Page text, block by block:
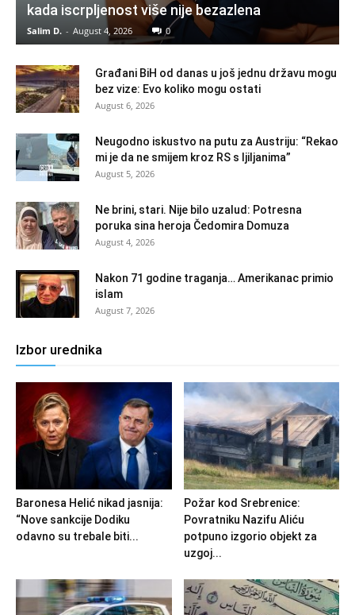
kada iscrpljenost više nije bezazlena
Salim D. - August 4, 2026 0
Građani BiH od danas u još jednu državu mogu
bez vize: Evo koliko mogu ostati
August 6, 2026
Neugodno iskustvo na putu za Austriju: “Rekao
mi je da ne smijem kroz RS s ljiljanima”
August 5, 2026
Ne brini, stari. Nije bilo uzalud: Potresna
poruka sina heroja Čedomira Domuza
August 4, 2026
Nakon 71 godine traganja… Amerikanac primio
islam
August 7, 2026
Izbor urednika
Baronesa Helić nikad jasnija:
“Nove sankcije Dodiku
odavno su trebale biti...
Požar kod Srebrenice:
Povratniku Nazifu Aliću
potpuno izgorio objekt za
uzgoj...